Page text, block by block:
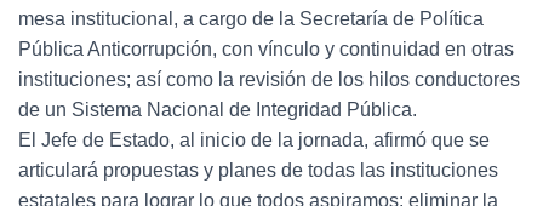
mesa institucional, a cargo de la Secretaría de Política
Pública Anticorrupción, con vínculo y continuidad en otras
instituciones; así como la revisión de los hilos conductores
de un Sistema Nacional de Integridad Pública.
El Jefe de Estado, al inicio de la jornada, afirmó que se
articulará propuestas y planes de todas las instituciones
estatales para lograr lo que todos aspiramos: eliminar la